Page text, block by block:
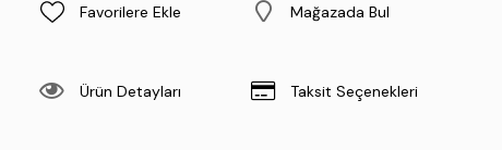
Favorilere Ekle Mağazada Bul
Ürün Detayları Taksit Seçenekleri